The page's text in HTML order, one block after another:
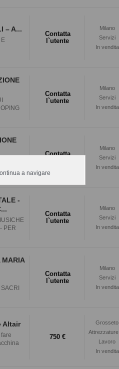
– A...
Contatta
l`utente
Milano
Servizi
In vendita
Contatta
l`utente
Milano
Servizi
In vendita
Contatta
Milano
Servizi
In vendita
-
PER
Contatta
l`utente
Milano
Servizi
In vendita
MARIA
Contatta
l`utente
Milano
Servizi
In vendita
Altair
750 €
Grosseto
Attrezzature
Lavoro
In vendita
a navigare